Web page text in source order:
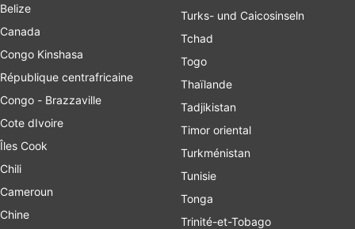
Belize
Canada
Congo Kinshasa
République centrafricaine
Congo - Brazzaville
Cote dIvoire
Îles Cook
Chili
Cameroun
Chine
Turks- und Caicosinseln
Tchad
Togo
Thaïlande
Tadjikistan
Timor oriental
Turkménistan
Tunisie
Tonga
Trinité-et-Tobago